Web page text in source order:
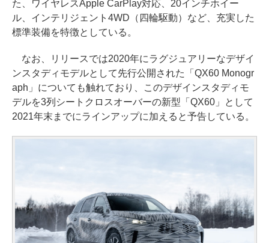
た、ワイヤレスApple CarPlay対応、20インチホイー
ル、インテリジェント4WD（四輪駆動）など、充実した
標準装備を特徴としている。
なお、リリースでは2020年にラグジュアリーなデザイ
ンスタディモデルとして先行公開された「QX60 Monogr
aph」についても触れており、このデザインスタディモ
デルを3列シートクロスオーバーの新型「QX60」として
2021年末までにラインアップに加えると予告している。